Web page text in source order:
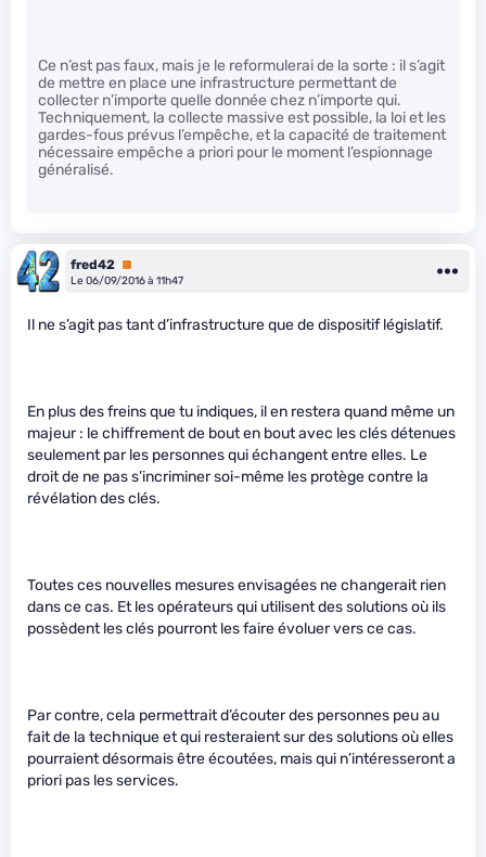
Ce n’est pas faux, mais je le reformulerai de la sorte : il s’agit
de mettre en place une infrastructure permettant de
collecter n’importe quelle donnée chez n’importe qui.
Techniquement, la collecte massive est possible, la loi et les
gardes-fous prévus l’empêche, et la capacité de traitement
nécessaire empêche a priori pour le moment l’espionnage
généralisé.
fred42 Premium
Le 06/09/2016 à 11h47
Il ne s’agit pas tant d’infrastructure que de dispositif législatif.
En plus des freins que tu indiques, il en restera quand même un
majeur : le chiffrement de bout en bout avec les clés détenues
seulement par les personnes qui échangent entre elles. Le
droit de ne pas s’incriminer soi-même les protège contre la
révélation des clés.
Toutes ces nouvelles mesures envisagées ne changerait rien
dans ce cas. Et les opérateurs qui utilisent des solutions où ils
possèdent les clés pourront les faire évoluer vers ce cas.
Par contre, cela permettrait d’écouter des personnes peu au
fait de la technique et qui resteraient sur des solutions où elles
pourraient désormais être écoutées, mais qui n’intéresseront a
priori pas les services.